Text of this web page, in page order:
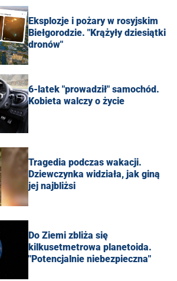
Eksplozje i pożary w rosyjskim
Biełgorodzie. "Krążyły dziesiątki
dronów"
6-latek "prowadził" samochód.
Kobieta walczy o życie
Tragedia podczas wakacji.
Dziewczynka widziała, jak giną
jej najbliżsi
Do Ziemi zbliża się
kilkusetmetrowa planetoida.
"Potencjalnie niebezpieczna"